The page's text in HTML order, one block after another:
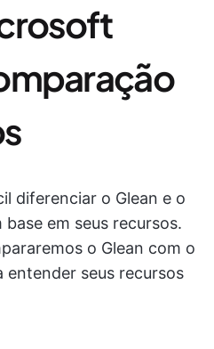
diferenciar o Glean e o
em seus recursos.
o Glean com o
seus recursos